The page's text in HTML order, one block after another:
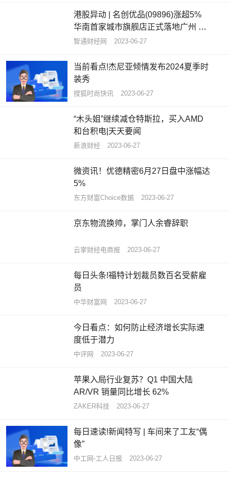
港股异动 | 名创优品(09896)涨超5%
华南首家城市旗舰店正式落地广州 开
业当天销售额超13万元
智通财经网 2023-06-27
当前看点!杰尼亚倾情发布2024夏季时
装秀
搜狐时尚快讯 2023-06-27
“木头姐”继续减仓特斯拉，买入AMD
和台积电|天天要闻
新浪财经 2023-06-27
微资讯！优德精密6月27日盘中涨幅达
5%
东方财富Choice数据 2023-06-27
京东物流换帅，掌门人余睿辞职
云掌财经电商报 2023-06-27
每日头条!福特计划裁员数百名受薪雇
员
中华财富网 2023-06-27
今日看点：如何防止经济增长实际速
度低于潜力
中评网 2023-06-27
苹果入局行业复苏？Q1 中国大陆
AR/VR 销量同比增长 62%
ZAKER科技 2023-06-27
每日速读!新闻特写 | 车间来了工友“偶
像”
中工网-工人日报 2023-06-27